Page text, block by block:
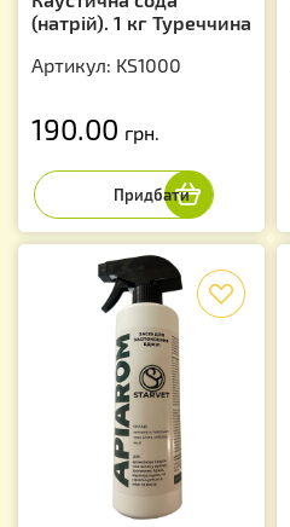
(натрій). 1 кг Туреччина
Артикул: KS1000
190.00 грн.